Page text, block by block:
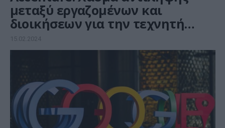
μεταξύ εργαζομένων και
διοικήσεων για την τεχνητή
νοημοσύνη
15.02.2024